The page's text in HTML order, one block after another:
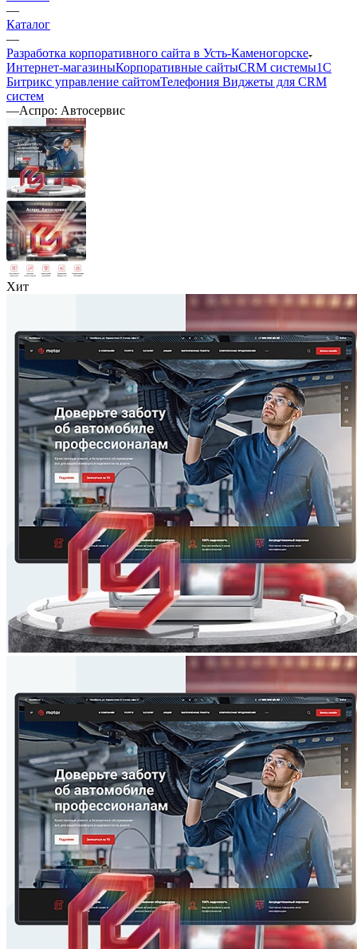
—
Каталог
—
Разработка корпоративного сайта в Усть-Каменогорске
Интернет-магазиныКорпоративные сайтыCRM системы1С
Битрикс управление сайтомТелефония Виджеты для CRM
cистем
—Аспро: Автосервис
Хит